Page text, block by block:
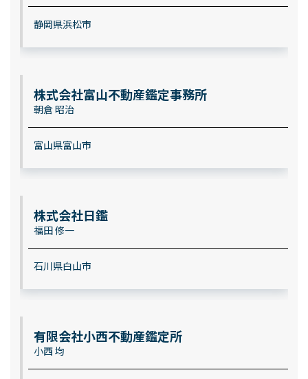
静岡県浜松市
株式会社富山不動産鑑定事務所
朝倉 昭治
富山県富山市
株式会社日鑑
福田 修一
石川県白山市
有限会社小西不動産鑑定所
小西 均